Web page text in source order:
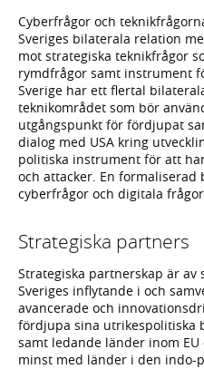
Cyberfrågor och
Sveriges bilaterala relation
mot strategiska teknikfrågor
rymdfrågor samt instrument
Sverige har ett flertal
teknikområdet som bör
utgångspunkt för fördjupat
dialog med USA kring
politiska instrument för att
och attacker. En
cyberfrågor och digitala
Strategiska partners
Strategiska partnerskap är
Sveriges inflytande i och
avancerade och
fördjupa sina utrikespolitiska
samt ledande länder inom
minst med länder i den indo-